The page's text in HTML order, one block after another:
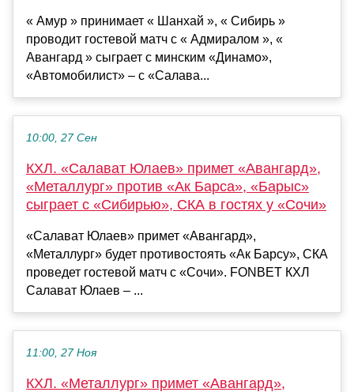
« Амур » принимает « Шанхай », « Сибирь »
проводит гостевой матч с « Адмиралом », «
Авангард » сыграет с минским «Динамо»,
«Автомобилист» – с «Салава...
10:00, 27 Сен
КХЛ. «Салават Юлаев» примет «Авангард»,
«Металлург» против «Ак Барса», «Барыс»
сыграет с «Сибирью», СКА в гостях у «Сочи»
«Салават Юлаев» примет «Авангард»,
«Металлург» будет противостоять «Ак Барсу», СКА
проведет гостевой матч с «Сочи». FONBET КХЛ
Салават Юлаев – ...
11:00, 27 Ноя
КХЛ. «Металлург» примет «Авангард»,